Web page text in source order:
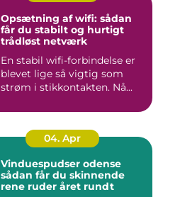
Opsætning af wifi: sådan
får du stabilt og hurtigt
trådløst netværk
En stabil wifi-forbindelse er
blevet lige så vigtig som
strøm i stikkontakten. Nå...
04. Apr
Vinduespudser odense
sådan får du skinnende
rene ruder året rundt